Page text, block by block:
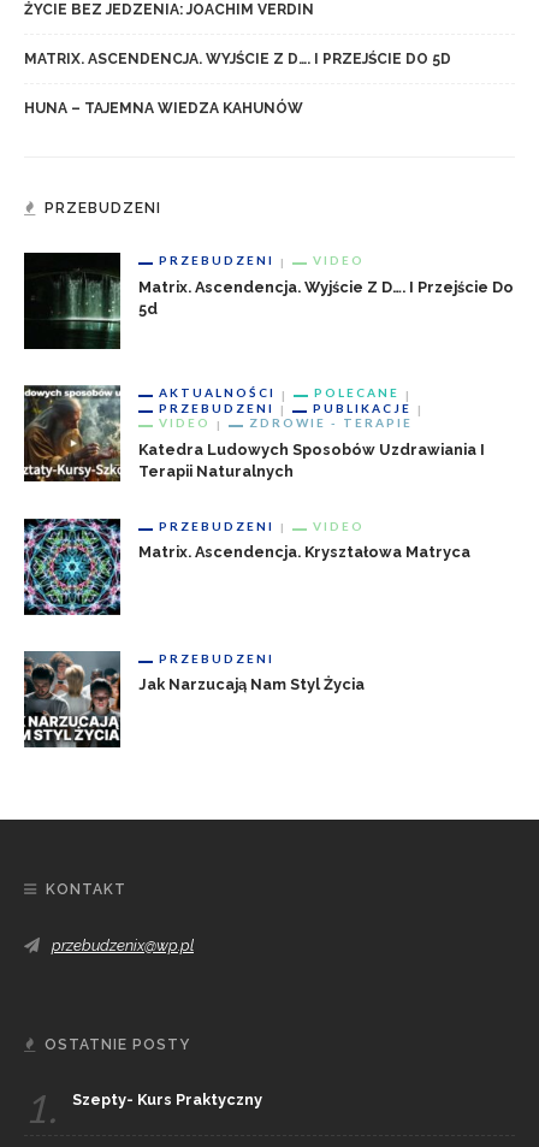
ŻYCIE BEZ JEDZENIA: JOACHIM VERDIN
MATRIX. ASCENDENCJA. WYJŚCIE Z D…. I PRZEJŚCIE DO 5D
HUNA – TAJEMNA WIEDZA KAHUNÓW
PRZEBUDZENI
PRZEBUDZENI VIDEO
Matrix. Ascendencja. Wyjście Z D…. I Przejście Do
5d
AKTUALNOŚCI
POLECANE
PRZEBUDZENI
PUBLIKACJE
VIDEO
ZDROWIE - TERAPIE
Katedra Ludowych Sposobów Uzdrawiania I
Terapii Naturalnych
PRZEBUDZENI VIDEO
Matrix. Ascendencja. Kryształowa Matryca
PRZEBUDZENI
Jak Narzucają Nam Styl Życia
KONTAKT
przebudzenix@wp.pl
OSTATNIE POSTY
1. Szepty- Kurs Praktyczny